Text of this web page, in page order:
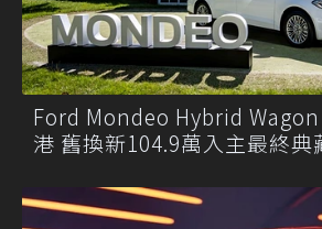
Ford Mondeo Hybrid
港 舊換新104.9萬入主最終